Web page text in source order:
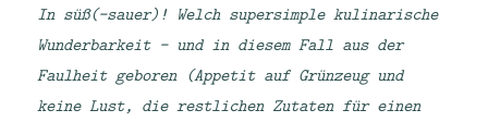
In süß(-sauer)! Welch supersimple kulinarische
Wunderbarkeit – und in diesem Fall aus der
Faulheit geboren (Appetit auf Grünzeug und
keine Lust, die restlichen Zutaten für einen